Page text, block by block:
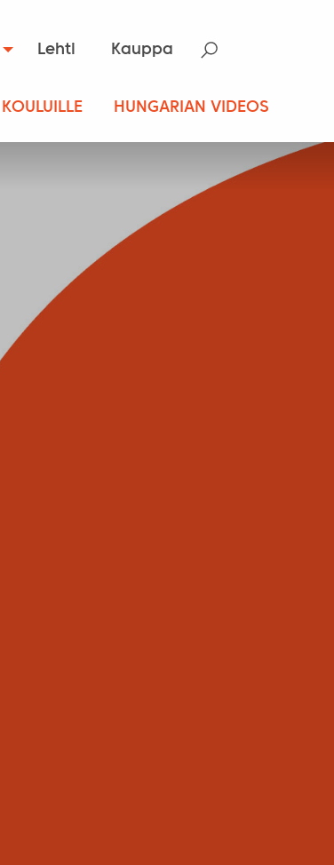
Lehti Kauppa
KOULUILLE HUNGARIAN VIDEOS